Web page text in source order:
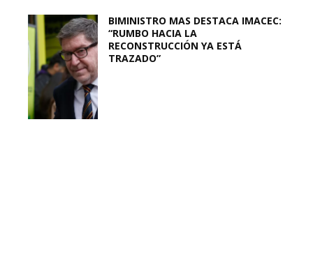
BIMINISTRO MAS DESTACA IMACEC:
“RUMBO HACIA LA
RECONSTRUCCIÓN YA ESTÁ
TRAZADO”